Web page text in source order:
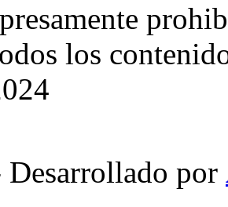
los
Desarrollado por